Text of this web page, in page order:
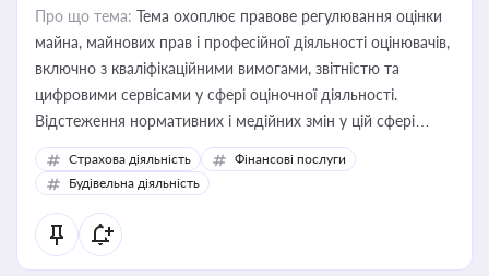
Про що тема: Тема охоплює правове регулювання оцінки
майна, майнових прав і професійної діяльності оцінювачів,
включно з кваліфікаційними вимогами, звітністю та
цифровими сервісами у сфері оціночної діяльності.
Відстеження нормативних і медійних змін у цій сфері
корисне для власника бізнесу, керівника, юриста або
бухгалтера під час оподаткування, приватизації, оренди
державного майна, корпоративних угод і перевірки
статусу суб'єктів оціночної діяльності
Страхова діяльність
Фінансові послуги
Будівельна діяльність